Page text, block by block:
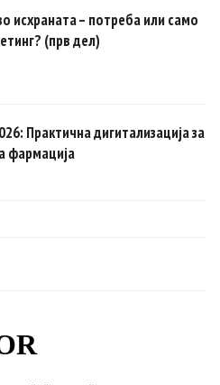
исхраната – потреба или само
(прв дел)
Практична дигитализација за
фармација